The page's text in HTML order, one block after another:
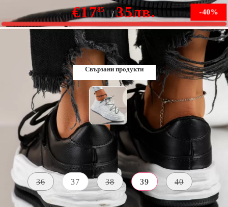
-40%
€1785 35лв.
В наличност
Свързани продукти
Размер на обувки: Таблица с размери
36 37 38 39 40